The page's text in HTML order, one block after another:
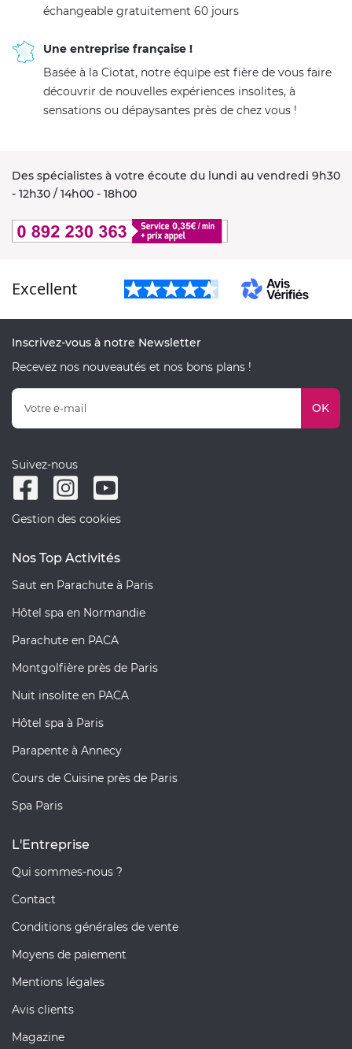
échangeable gratuitement 60 jours
Une entreprise française !
Basée à la Ciotat, notre équipe est fière de vous faire
découvrir de nouvelles expériences insolites, à
sensations ou dépaysantes près de chez vous !
Des spécialistes à votre écoute du lundi au vendredi 9h30
- 12h30 / 14h00 - 18h00
Excellent
Inscrivez-vous à notre Newsletter
Recevez nos nouveautés et nos bons plans !
OK
Suivez-nous
Gestion des cookies
Nos Top Activités
Saut en Parachute à Paris
Hôtel spa en Normandie
Parachute en PACA
Montgolfière près de Paris
Nuit insolite en PACA
Hôtel spa à Paris
Parapente à Annecy
Cours de Cuisine près de Paris
Spa Paris
L'Entreprise
Qui sommes-nous ?
Contact
Conditions générales de vente
Moyens de paiement
Mentions légales
Avis clients
Magazine